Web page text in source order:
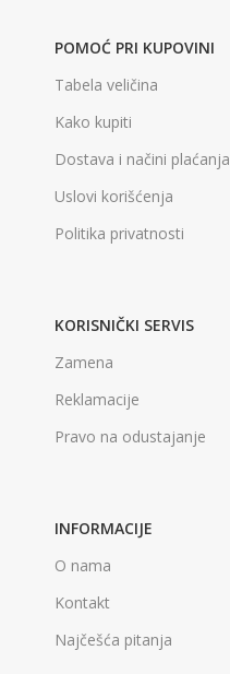
POMOĆ PRI KUPOVINI
Tabela veličina
Kako kupiti
Dostava i načini plaćanja
Uslovi korišćenja
Politika privatnosti
KORISNIČKI SERVIS
Zamena
Reklamacije
Pravo na odustajanje
INFORMACIJE
O nama
Kontakt
Najčešća pitanja